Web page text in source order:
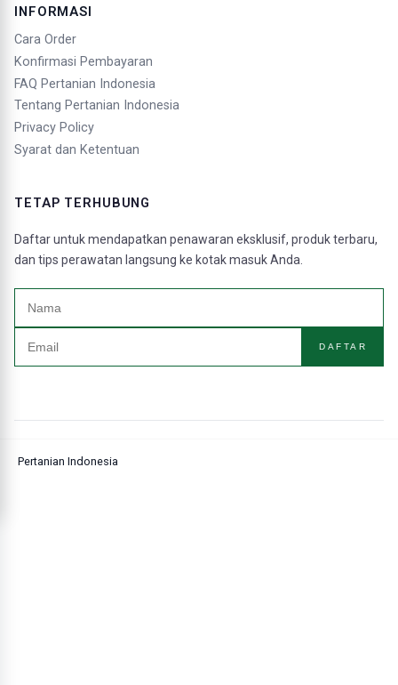
INFORMASI
Cara Order
Konfirmasi Pembayaran
FAQ Pertanian Indonesia
Tentang Pertanian Indonesia
Privacy Policy
Syarat dan Ketentuan
TETAP TERHUBUNG
Daftar untuk mendapatkan penawaran eksklusif, produk terbaru,
dan tips perawatan langsung ke kotak masuk Anda.
DAFTAR
Pertanian Indonesia